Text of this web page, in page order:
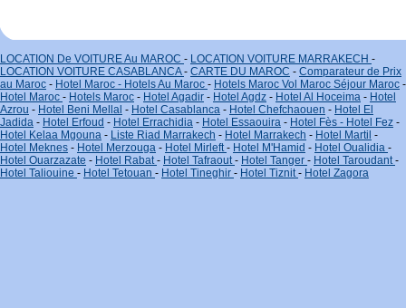
LOCATION De VOITURE Au MAROC - LOCATION VOITURE MARRAKECH -
LOCATION VOITURE CASABLANCA- CARTE DU MAROC - Comparateur de Prix
au Maroc - Hotel Maroc - Hotels Au Maroc - Hotels Maroc Vol Maroc Séjour Maroc -
Hotel Maroc - Hotels Maroc - Hotel Agadir - Hotel Agdz - Hotel Al Hoceima - Hotel
Azrou - Hotel Beni Mellal - Hotel Casablanca - Hotel Chefchaouen - Hotel El
Jadida - Hotel Erfoud - Hotel Errachidia - Hotel Essaouira - Hotel Fès - Hotel Fez -
Hotel Kelaa Mgouna - Liste Riad Marrakech - Hotel Marrakech - Hotel Martil -
Hotel Meknes - Hotel Merzouga - Hotel Mirleft- Hotel M'Hamid - Hotel Oualidia -
Hotel Ouarzazate - Hotel Rabat- Hotel Tafraout- Hotel Tanger - Hotel Taroudant-
Hotel Taliouine - Hotel Tetouan - Hotel Tineghir - Hotel Tiznit- Hotel Zagora